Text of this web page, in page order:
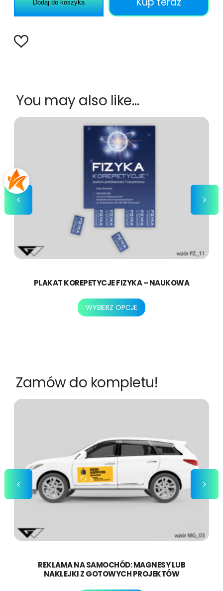
Dodaj do koszyka
You may also like…
PLAKAT KOREPETYCJE FIZYKA – NAUKOWA
WYBIERZ OPCJE
Ten
można
wybrać
na
Zamów do kompletu!
REKLAMA NA SAMOCHÓD: MAGNESY LUB
NAKLEJKI Z GOTOWYCH PROJEKTÓW